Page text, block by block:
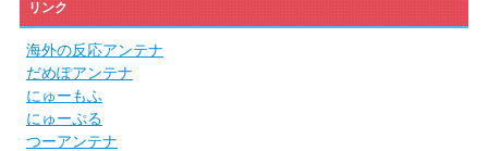
リンク
海外の反応アンテナ
だめぽアンテナ
にゅーもふ
にゅーぷる
つーアンテナ